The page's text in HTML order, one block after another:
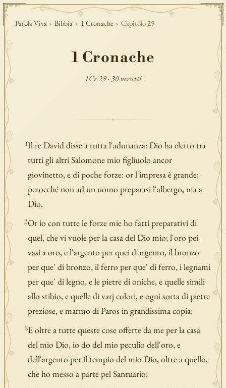
Parola Viva › Bibbia › 1 Cronache › Capitolo 29
1 Cronache
1Cr 29 · 30 versetti
1Il re David disse a tutta l'adunanza: Dio ha eletto tra
tutti gli altri Salomone mio figliuolo ancor
giovinetto, e di poche forze: or l'impresa è grande;
perocché non ad un uomo preparasi l'albergo, ma a
Dio.
2Or io con tutte le forze mie ho fatti preparativi di
quel, che vi vuole per la casa del Dio mio; l'oro pei
vasi a oro, e l'argento per quei d'argento, il bronzo
per que' di bronzo, il ferro per que' di ferro, i legnami
per que' di legno, e le pietre di oniche, e quelle simili
allo stibio, e quelle di varj colori, e ogni sorta di pietre
preziose, e marmo di Paros in grandissima copia:
3E oltre a tutte queste cose offerte da me per la casa
del mio Dio, io do del mio peculio dell'oro, e
dell'argento per il tempio del mio Dio, oltre a quello,
che ho messo a parte pel Santuario: